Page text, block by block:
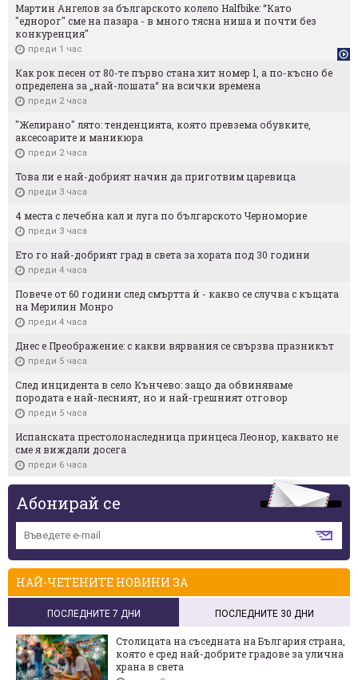
Мартин Ангелов за българското колело Halfbike: “Като
"еднорог" сме на пазара - в много тясна ниша и почти без
конкуренция"
преди 1 час
Как рок песен от 80-те първо стана хит номер 1, а по-късно бе
определена за „най-лошата“ на всички времена
преди 2 часа
"Желирано" лято: тенденцията, която превзема обувките,
аксесоарите и маникюра
преди 2 часа
Това ли е най-добрият начин да приготвим царевица
преди 3 часа
4 места с лечебна кал и луга по българското Черноморие
преди 3 часа
Ето го най-добрият град в света за хората под 30 години
преди 4 часа
Повече от 60 години след смъртта ѝ - какво се случва с къщата
на Мерилин Монро
преди 4 часа
Днес е Преображение: с какви вярвания се свързва празникът
преди 5 часа
След инцидента в село Кънчево: защо да обвиняваме
породата е най-лесният, но и най-грешният отговор
преди 5 часа
Испанската престолонаследница принцеса Леонор, каквато не
сме я виждали досега
преди 6 часа
Абонирай се
НАЙ-ЧЕТЕНИТЕ НОВИНИ ЗА
ПОСЛЕДНИТЕ 7 ДНИ ПОСЛЕДНИТЕ 30 ДНИ
Столицата на съседната на България страна,
която е сред най-добрите градове за улична
храна в света